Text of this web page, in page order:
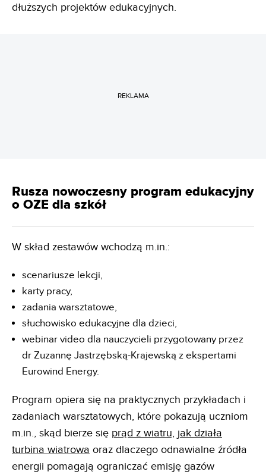
dłuższych projektów edukacyjnych.
REKLAMA
Rusza nowoczesny program edukacyjny
o OZE dla szkół
W skład zestawów wchodzą m.in.:
scenariusze lekcji,
karty pracy,
zadania warsztatowe,
słuchowisko edukacyjne dla dzieci,
webinar video dla nauczycieli przygotowany przez
dr Zuzannę Jastrzębską-Krajewską z ekspertami
Eurowind Energy.
Program opiera się na praktycznych przykładach i
zadaniach warsztatowych, które pokazują uczniom
m.in., skąd bierze się prąd z wiatru, jak działa
turbina wiatrowa oraz dlaczego odnawialne źródła
energii pomagają ograniczać emisję gazów